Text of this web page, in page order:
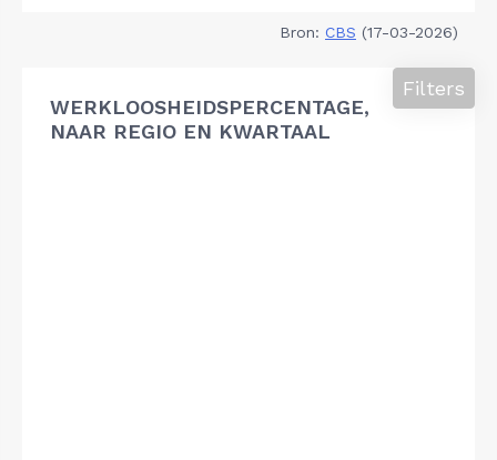
Bron: CBS (17-03-2026)
WERKLOOSHEIDSPERCENTAGE,
NAAR REGIO EN KWARTAAL
Filters